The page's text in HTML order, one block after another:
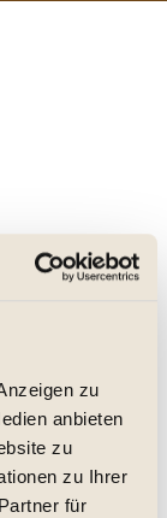
zu
anbieten
zu
zu Ihrer
für
Kellerei